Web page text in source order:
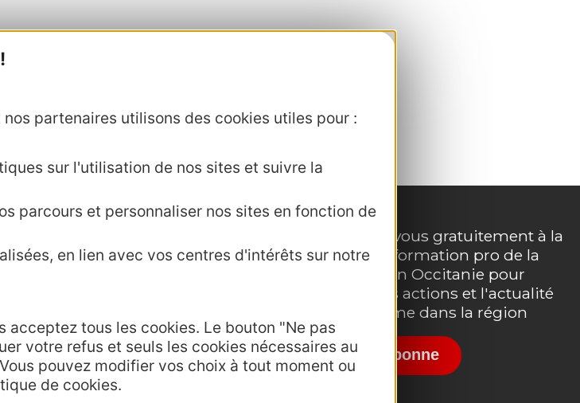
partenaires utilisons des cookies utiles pour :
sur l'utilisation de nos sites et suivre la
parcours et personnaliser nos sites en fonction de
en lien avec vos centres d'intérêts sur notre
tous les cookies. Le bouton "Ne pas
votre refus et seuls les cookies nécessaires au
pouvez modifier vos choix à tout moment ou
de cookies.
Presse et influence
Thermalisme
Grand public
Inscrivez-vous gratuitement à la
lettre d'information pro de la
destination Occitanie pour
suivre nos actions et l'actualité
du tourisme dans la région
Je m'abonne